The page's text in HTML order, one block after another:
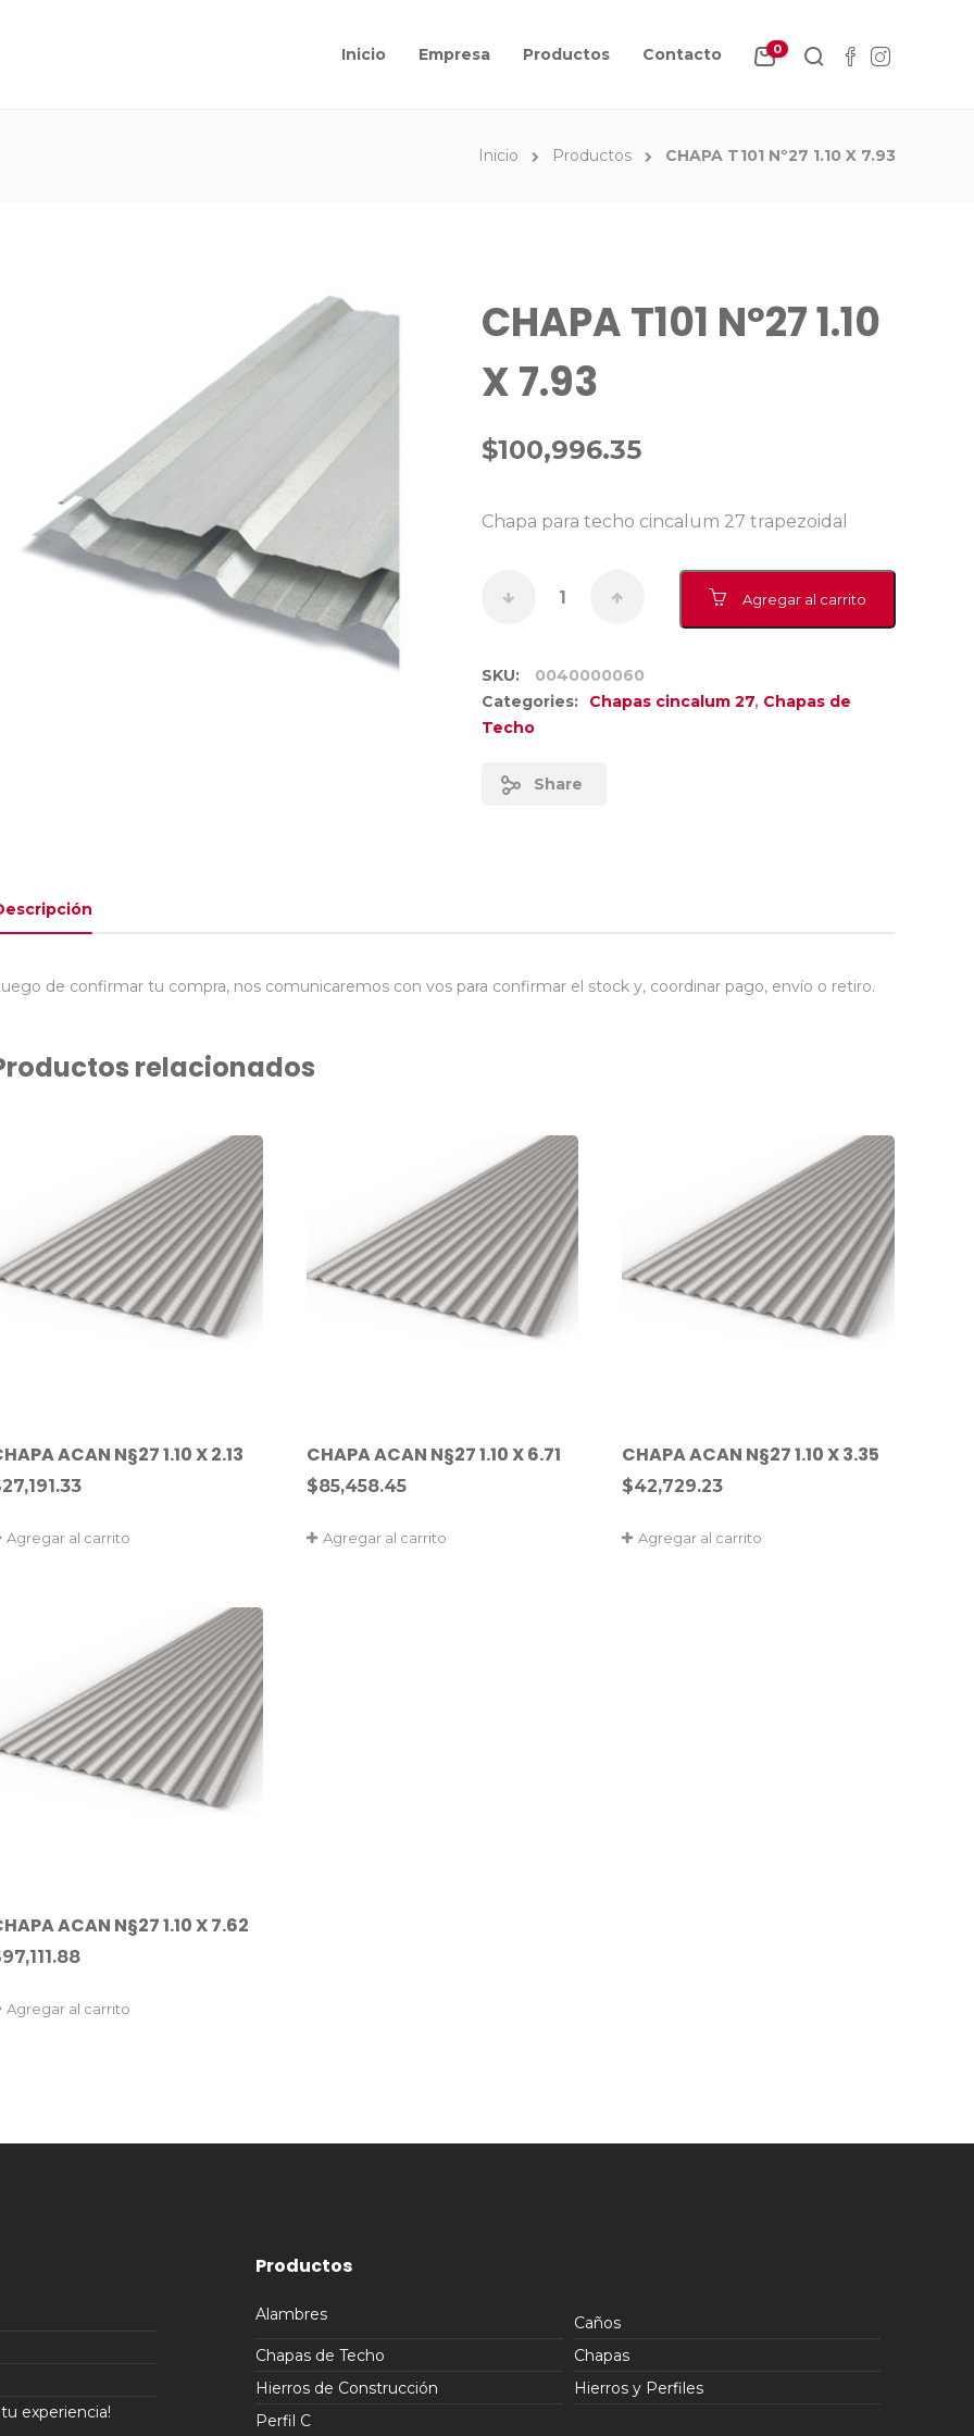
Inicio Empresa Productos Contacto 0
Inicio Productos CHAPA T101 Nº27 1.10 X 7.93
CHAPA T101 Nº27 1.10
X 7.93
$100,996.35
Chapa para techo cincalum 27 trapezoidal
Agregar al carrito
SKU:
0040000060
Categories:
Chapas cincalum 27, Chapas de
Techo
Share
de confirmar tu compra, nos comunicaremos con vos para confirmar el stock y, coordinar pago, envío o retiro.
relacionados
ACAN N§27 1.10 X 2.13
27,191.33
Agregar al carrito
CHAPA ACAN N§27 1.10 X 6.71
$85,458.45
Agregar al carrito
CHAPA ACAN N§27 1.10 X 3.35
$42,729.23
Agregar al carrito
ACAN N§27 1.10 X 7.62
97,111.88
Agregar al carrito
experiencia!
Productos
Alambres
Caños
Chapas de Techo
Chapas
Hierros de Construcción
Hierros y Perfiles
Perfil C